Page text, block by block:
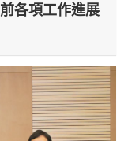
各項工作進展